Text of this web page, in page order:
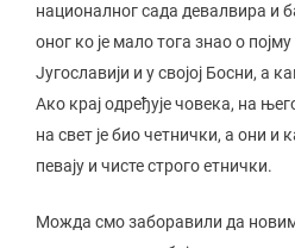
националног сада девалвира и
оног ко је мало тога знао о
Југославији и у својој Босни, а
Ако крај одређује човека, на
на свет је био четнички, а они и
певају и чисте строго етнички.
Можда смо заборавили да